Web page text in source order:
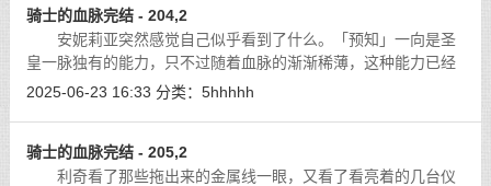
骑士的血脉完结 - 204,2
安妮莉亚突然感觉自己似乎看到了什么。「预知」一向是圣
皇一脉独有的能力，只不过随着血脉的渐渐稀薄，这种能力已经
近乎于消失，只是偶尔起到一些作用。
2025-06-23 16:33 分类： 5hhhhh
骑士的血脉完结 - 205,2
利奇看了那些拖出来的金属线一眼，又看了看亮着的几台仪